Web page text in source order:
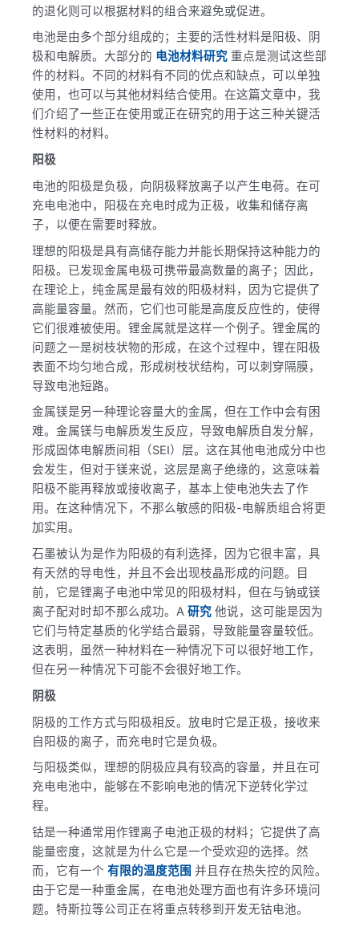
的退化则可以根据材料的组合来避免或促进。
电池是由多个部分组成的；主要的活性材料是阳极、阴
极和电解质。大部分的 电池材料研究 重点是测试这些部
件的材料。不同的材料有不同的优点和缺点，可以单独
使用，也可以与其他材料结合使用。在这篇文章中，我
们介绍了一些正在使用或正在研究的用于这三种关键活
性材料的材料。
阳极
电池的阳极是负极，向阴极释放离子以产生电荷。在可
充电电池中，阳极在充电时成为正极，收集和储存离
子，以便在需要时释放。
理想的阳极是具有高储存能力并能长期保持这种能力的
阳极。已发现金属电极可携带最高数量的离子；因此，
在理论上，纯金属是最有效的阳极材料，因为它提供了
高能量容量。然而，它们也可能是高度反应性的，使得
它们很难被使用。锂金属就是这样一个例子。锂金属的
问题之一是树枝状物的形成，在这个过程中，锂在阳极
表面不均匀地合成，形成树枝状结构，可以刺穿隔膜，
导致电池短路。
金属镁是另一种理论容量大的金属，但在工作中会有困
难。金属镁与电解质发生反应，导致电解质自发分解，
形成固体电解质间相（SEI）层。这在其他电池成分中也
会发生，但对于镁来说，这层是离子绝缘的，这意味着
阳极不能再释放或接收离子，基本上使电池失去了作
用。在这种情况下，不那么敏感的阳极-电解质组合将更
加实用。
石墨被认为是作为阳极的有利选择，因为它很丰富，具
有天然的导电性，并且不会出现枝晶形成的问题。目
前，它是锂离子电池中常见的阳极材料，但在与钠或镁
离子配对时却不那么成功。A 研究 他说，这可能是因为
它们与特定基质的化学结合最弱，导致能量容量较低。
这表明，虽然一种材料在一种情况下可以很好地工作，
但在另一种情况下可能不会很好地工作。
阴极
阴极的工作方式与阳极相反。放电时它是正极，接收来
自阳极的离子，而充电时它是负极。
与阳极类似，理想的阴极应具有较高的容量，并且在可
充电电池中，能够在不影响电池的情况下逆转化学过
程。
钴是一种通常用作锂离子电池正极的材料；它提供了高
能量密度，这就是为什么它是一个受欢迎的选择。然
而，它有一个 有限的温度范围 并且存在热失控的风险。
由于它是一种重金属，在电池处理方面也有许多环境问
题。特斯拉等公司正在将重点转移到开发无钴电池。